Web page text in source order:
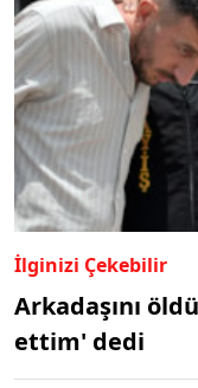
İlginizi Çekebilir
Arkadaşını
ettim' dedi